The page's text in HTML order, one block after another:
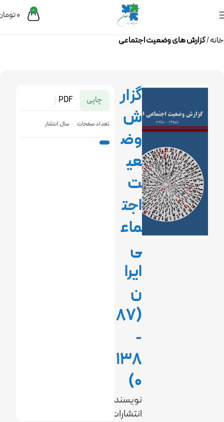
0
0
خانه گزارش های وضعیت اجتماعی
گزار
ش
وض
عی
ت
اجت
ماع
ی
ایرا
ن
(87
-
138
0)
نویسنده:
انتشارات:
چاپی PDF
تعداد صفحات سال انتشار